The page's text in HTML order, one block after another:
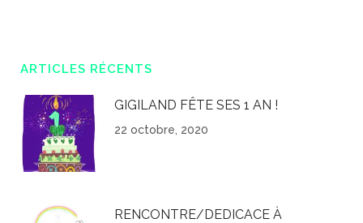
ARTICLES RÉCENTS
GIGILAND FÊTE SES 1 AN !
22 octobre, 2020
RENCONTRE/DEDICACE À